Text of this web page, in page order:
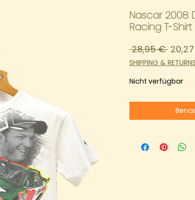
Nascar 2008
Racing T-Shirt
28,95 €
SHIPPING & RETURNS
Nicht verfügbar